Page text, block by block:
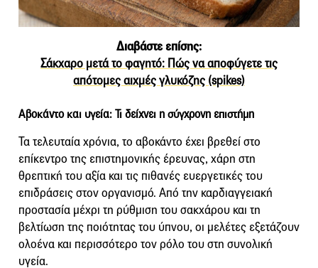
Διαβάστε επίσης:
Σάκχαρο μετά το φαγητό: Πώς να αποφύγετε τις
απότομες αιχμές γλυκόζης (spikes)
Αβοκάντο και υγεία: Τι δείχνει η σύγχρονη επιστήμη
Τα τελευταία χρόνια, το αβοκάντο έχει βρεθεί στο
επίκεντρο της επιστημονικής έρευνας, χάρη στη
θρεπτική του αξία και τις πιθανές ευεργετικές του
επιδράσεις στον οργανισμό. Από την καρδιαγγειακή
προστασία μέχρι τη ρύθμιση του σακχάρου και τη
βελτίωση της ποιότητας του ύπνου, οι μελέτες εξετάζουν
ολοένα και περισσότερο τον ρόλο του στη συνολική
υγεία.